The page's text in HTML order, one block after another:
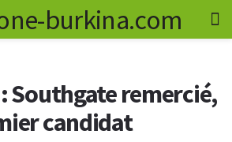
Southgate remercié,
candidat